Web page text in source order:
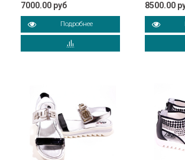
7000.00 руб
Подробнее
8500.00